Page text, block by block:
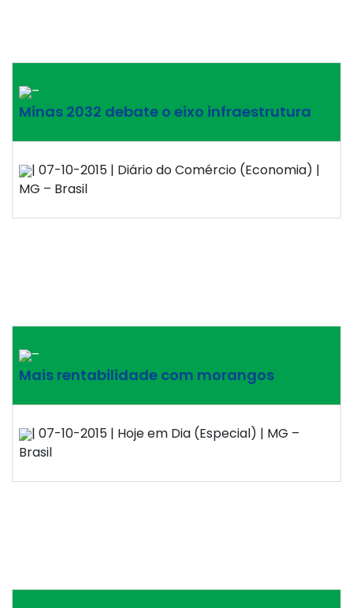
–
Minas 2032 debate o eixo infraestrutura
| 07-10-2015 | Diário do Comércio (Economia) |
MG – Brasil
–
Mais rentabilidade com morangos
| 07-10-2015 | Hoje em Dia (Especial) | MG –
Brasil